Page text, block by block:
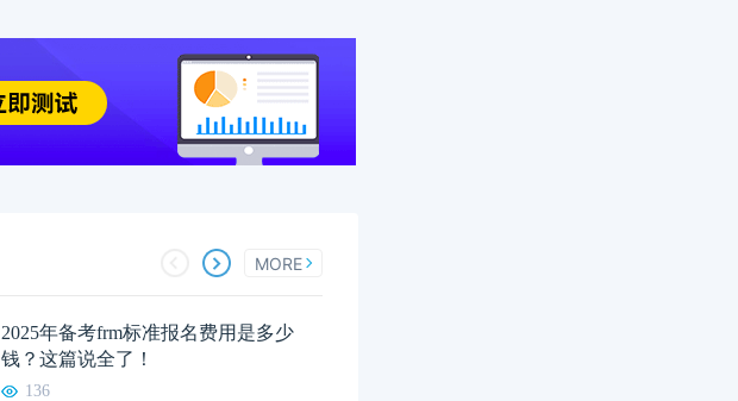
MORE
2025年备考frm标准报名费用是多少
钱？这篇说全了！
136